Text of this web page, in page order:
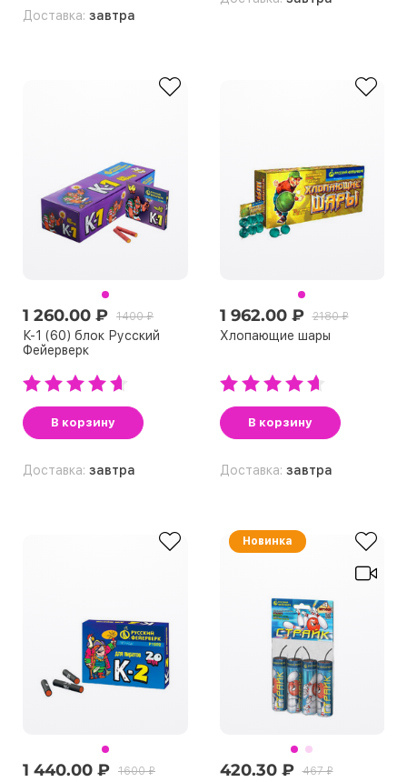
Доставка: завтра
1 260.00 ₽ 1400 ₽
К-1 (60) блок Русский
Фейерверк
В корзину
Доставка: завтра
1 962.00 ₽ 2180 ₽
Хлопающие шары
В корзину
Доставка: завтра
1 440.00 ₽ 1600 ₽
Новинка
420.30 ₽ 467 ₽